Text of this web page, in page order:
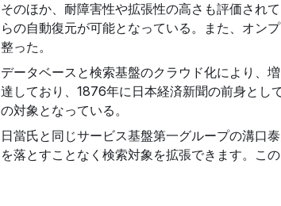
そのほか、耐障害性や拡張性の高さも評価され
らの自動復元が可能となっている。また、オン
整った。
データベースと検索基盤のクラウド化により、
達しており、1876年に日本経済新聞の前身とし
の対象となっている。
日當氏と同じサービス基盤第一グループの溝口
を落とすことなく検索対象を拡張できます。こ